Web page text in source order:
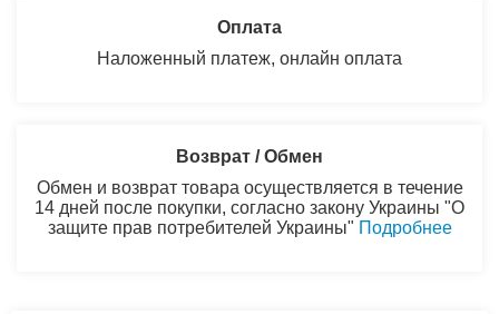
Оплата
Наложенный платеж, онлайн оплата
Возврат / Обмен
Обмен и возврат товара осуществляется в течение
14 дней после покупки, согласно закону Украины "О
защите прав потребителей Украины" Подробнее